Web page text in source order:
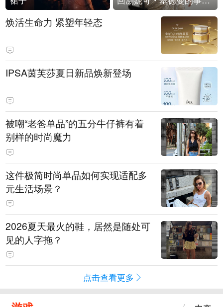
焕活生命力 紧塑年轻态
IPSA茵芙莎夏日新品焕新登场
被嘲“老爸单品”的五分牛仔裤有着
别样的时尚魔力
这件极简时尚单品如何实现适配多
元生活场景？
2026夏天最火的鞋，居然是随处可
见的人字拖？
点击查看更多